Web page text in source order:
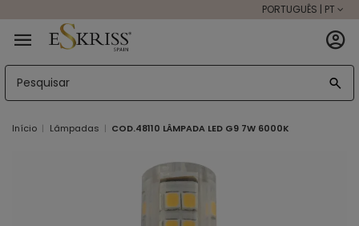
PORTUGUÊS | PT
Início Lâmpadas COD.48110 LÂMPADA LED G9 7W 6000K